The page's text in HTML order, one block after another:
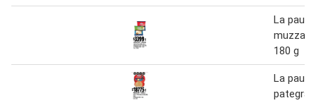
La
180 g
La